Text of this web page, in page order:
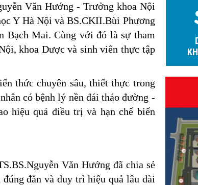
Văn Hướng - Trưởng khoa Nội
Y Hà Nội và BS.CKII.Bùi Phương
Bạch Mai. Cùng với đó là sự tham
khoa Dược và sinh viên thực tập
thức chuyên sâu, thiết thực trong
có bệnh lý nền đái tháo đường -
hiệu quả điều trị và hạn chế biến
Văn Hướng đã chia sẻ
đắn và duy trì hiệu quả lâu dài